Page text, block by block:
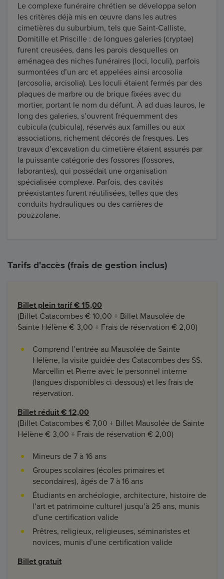
Le complexe funéraire chrétien se développa selon
les critères déjà mis en œuvre dans les autres
cimetières du suburbium, tels que Saint-Calliste,
Domitille et Priscille : de longues galeries (cryptae)
furent creusées, dans les parois desquelles on
aménagea des niches funéraires (loci, loculi), parfois
surmontées d’un arc et appelées ainsi arcosolia
(arcosolia, arcisolia). Les loculi étaient fermés par des
plaques de marbre ou de brique fixées avec du
mortier, portant le nom du défunt. À ad duas lauros, le
long des galeries, s’ouvrent fréquemment des
cubicula (cubicula), réservés aux familles ou aux
associations, richement décorés de fresques. Les
travaux d’excavation du cimetière étaient assurés par
la puissante catégorie des fossores (fossores,
laborantes), qui possédait une organisation
spécialisée complexe. Parfois, des cavités
préexistantes furent réutilisées, telles que des
conduits hydrauliques ou des carrières de
pouzzolane.
Tarifs d'accès (frais de gestion inclus)
Billet plein tarif € 15,00
(Billet Catacombes € 10,00 + Billet Mausolée de
Sainte Hélène € 3,00 + Frais de réservation € 2,00)
Comprend l’entrée au Mausolée de Sainte
Hélène, la visite guidée des Catacombes des SS.
Marcellin et Pierre avec le personnel interne
(langues disponibles ci-dessous) et les frais de
réservation.
Billet réduit € 12,00
(Billet Catacombes € 7,00 + Billet Mausolée de Sainte
Hélène € 3,00 + Frais de réservation € 2,00)
Mineurs de 7 à 16 ans
Groupes scolaires (écoles primaires et
secondaires), âgés de 7 à 16 ans
Étudiants en archéologie, architecture, histoire de
l’art et patrimoine culturel jusqu’à 25 ans, munis
d’une certification valide
Prêtres, religieux, religieuses, séminaristes et
novices, munis d’une certification valide
Billet gratuit